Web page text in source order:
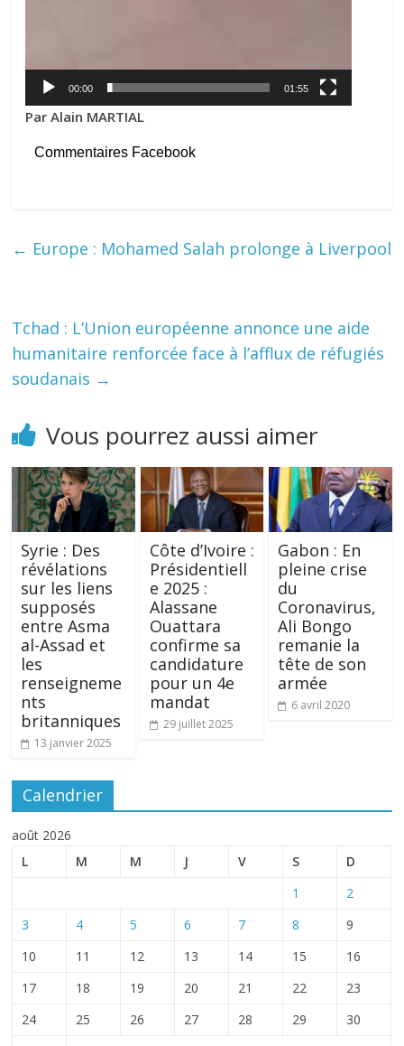
00:00 01:55
Par Alain MARTIAL
Commentaires Facebook
← Europe : Mohamed Salah prolonge à Liverpool
Tchad : L’Union européenne annonce une aide
humanitaire renforcée face à l’afflux de réfugiés
soudanais →
Vous pourrez aussi aimer
Syrie : Des
révélations
sur les liens
supposés
entre Asma
al-Assad et
les
renseigneme
nts
britanniques
13 janvier 2025
Côte d’Ivoire :
Présidentiell
e 2025 :
Alassane
Ouattara
confirme sa
candidature
pour un 4e
mandat
29 juillet 2025
Gabon : En
pleine crise
du
Coronavirus,
Ali Bongo
remanie la
tête de son
armée
6 avril 2020
Calendrier
août 2026
L
M M J V S D
1
2
3
4 5 6 7 8
9
10
11 12 13 14 15
16
17
18 19 20 21 22
23
24
25 26 27 28 29
30